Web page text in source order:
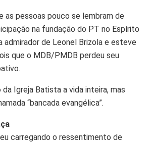
as pessoas pouco se lembram de
na fundação do PT no Espírito
admirador de Leonel Brizola e esteve
que o MDB/PMDB perdeu seu
Igreja Batista a vida inteira, mas
“bancada evangélica”.
carregando o ressentimento de